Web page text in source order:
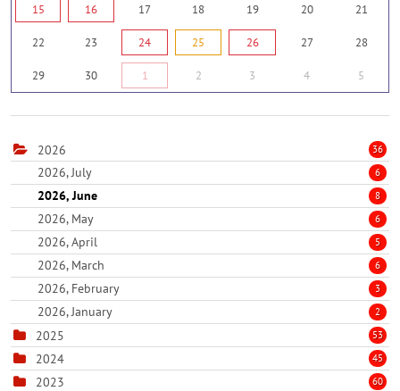
15 16 17 18 19 20 21
22 23 24 25 26 27 28
29 30 1 2 3 4 5
2026 36
2026, July 6
2026, June 8
2026, May 6
2026, April 5
2026, March 6
2026, February 3
2026, January 2
2025 53
2024 45
2023 60